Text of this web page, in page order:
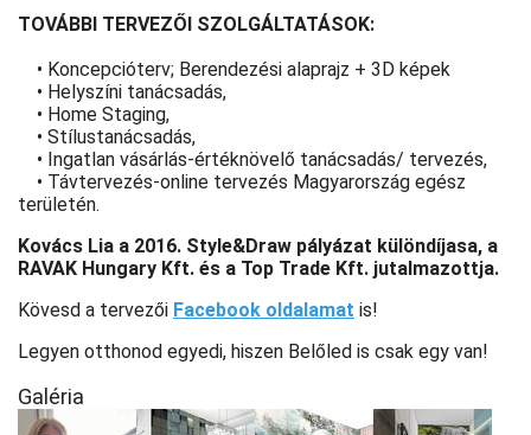
TOVÁBBI TERVEZŐI SZOLGÁLTATÁSOK:
• Koncepcióterv; Berendezési alaprajz + 3D képek
• Helyszíni tanácsadás,
• Home Staging,
• Stílustanácsadás,
• Ingatlan vásárlás-értéknövelő tanácsadás/ tervezés,
• Távtervezés-online tervezés Magyarország egész
területén.
Kovács Lia a 2016. Style&Draw pályázat különdíjasa, a
RAVAK Hungary Kft. és a Top Trade Kft. jutalmazottja.
Kövesd a tervezői Facebook oldalamat is!
Legyen otthonod egyedi, hiszen Belőled is csak egy van!
Galéria